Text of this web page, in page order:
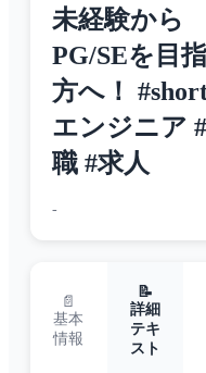
未経験から
PG/SEを目
方へ！
エンジニア
職 #求人
-
📄
基本
情報
📝
詳細
テキ
スト